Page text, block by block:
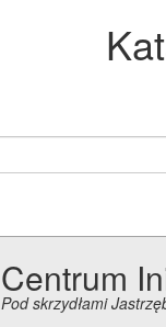
Centrum
Pod skrzydłami